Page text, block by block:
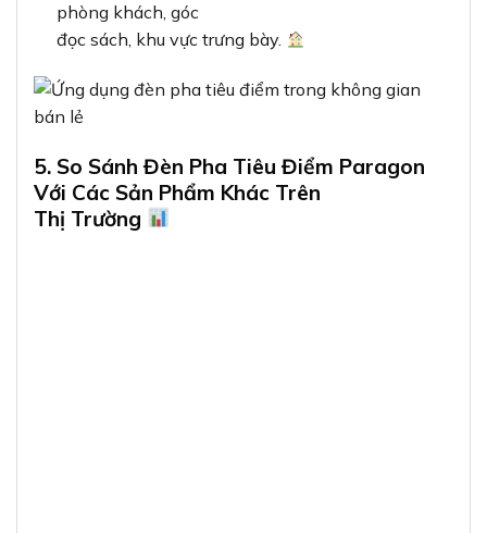
phòng khách, góc
đọc sách, khu vực trưng bày.
5. So Sánh Đèn Pha Tiêu Điểm Paragon
Với Các Sản Phẩm Khác Trên
Thị Trường